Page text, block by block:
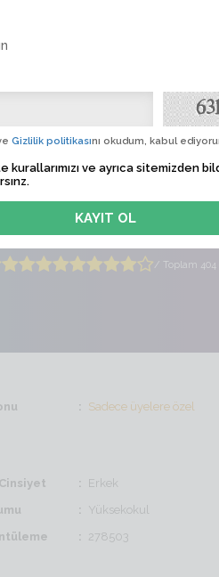
üyelere özel
üyelere özel
/ Toplam
Sadece üyelere özel
Cinsiyet Erkek
Yüksekokul
278503
Gizlilik politikasını okudum, kabul
kurallarımızı ve ayrıca sitemizden